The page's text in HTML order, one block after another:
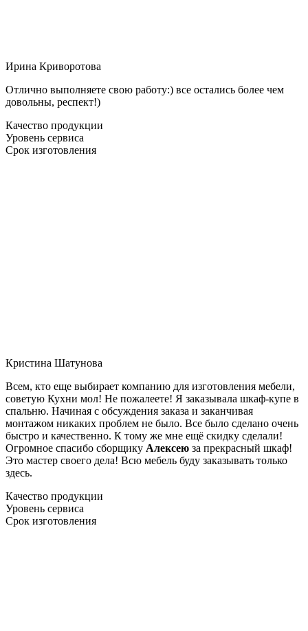
Ирина Криворотова
Отлично выполняете свою работу:) все остались более чем
довольны, респект!)
Качество продукции
Уровень сервиса
Срок изготовления
Кристина Шатунова
Всем, кто еще выбирает компанию для изготовления мебели,
советую Кухни мол! Не пожалеете! Я заказывала шкаф-купе в
спальню. Начиная с обсуждения заказа и заканчивая
монтажом никаких проблем не было. Все было сделано очень
быстро и качественно. К тому же мне ещё скидку сделали!
Огромное спасибо сборщику Алексею за прекрасный шкаф!
Это мастер своего дела! Всю мебель буду заказывать только
здесь.
Качество продукции
Уровень сервиса
Срок изготовления